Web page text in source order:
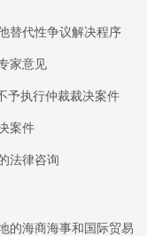
替代性争议解决程序
家意见
予执行仲裁裁决案件
案件
法律咨询
的海商海事和国际贸易